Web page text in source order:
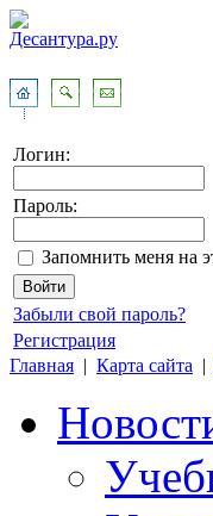
Логин:
Пароль:
Запомнить меня на
Забыли свой пароль?
Регистрация
Главная | Карта сайта |